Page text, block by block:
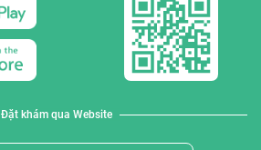
Đặt khám qua Website